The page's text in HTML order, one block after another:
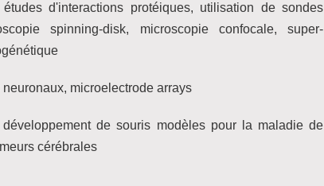
études d'interactions protéiques, utilisation de sondes
spinning-disk, microscopie confocale, super-
neuronaux, microelectrode arrays
développement de souris modèles pour la maladie de
cérébrales